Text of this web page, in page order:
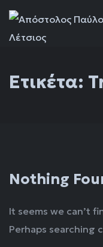
Ετικέτα:
Nothing
It seems we can’t
Perhaps searching